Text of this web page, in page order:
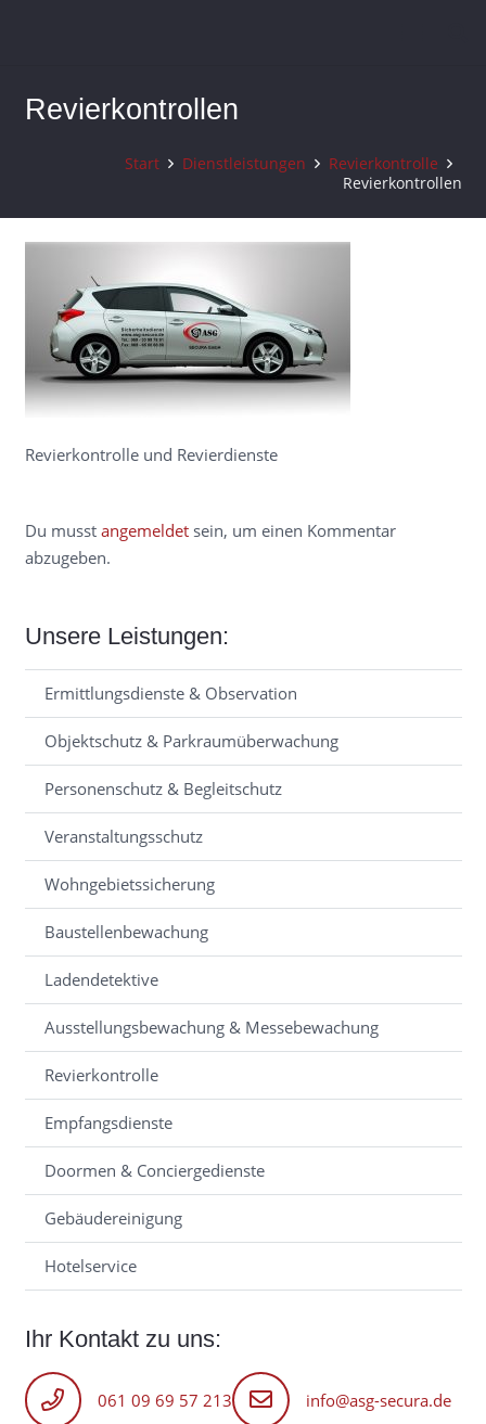
Revierkontrollen
Start Dienstleistungen
Revierkontrolle
Revierkontrollen
Revierkontrolle und Revierdienste
Du musst angemeldetsein, um einen Kommentar
abzugeben.
Unsere Leistungen:
Ermittlungsdienste & Observation
Objektschutz & Parkraumüberwachung
Personenschutz & Begleitschutz
Veranstaltungsschutz
Wohngebietssicherung
Baustellenbewachung
Ladendetektive
Ausstellungsbewachung & Messebewachung
Revierkontrolle
Empfangsdienste
Doormen & Conciergedienste
Gebäudereinigung
Hotelservice
Ihr Kontakt zu uns:
061 09 69 57 213 info@asg-secura.de